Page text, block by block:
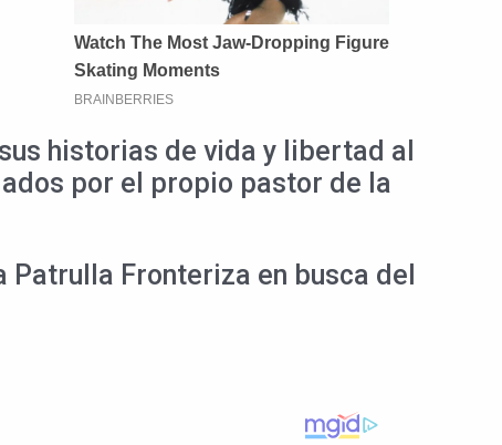
historias de vida y libertad al
por el propio pastor de la
Fronteriza en busca del